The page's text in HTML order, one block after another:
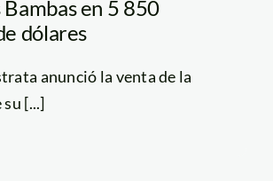
Bambas en 5 850
dólares
anunció la venta de la
[...]